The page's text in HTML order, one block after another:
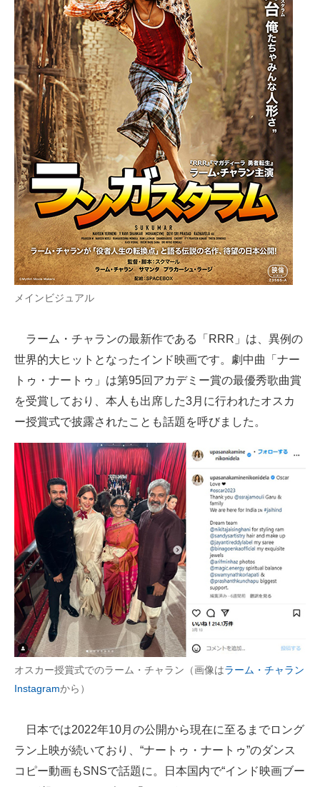
メインビジュアル
ラーム・チャランの最新作である「RRR」は、異例の
世界的大ヒットとなったインド映画です。劇中曲「ナー
トゥ・ナートゥ」は第95回アカデミー賞の最優秀歌曲賞
を受賞しており、本人も出席した3月に行われたオスカ
ー授賞式で披露されたことも話題を呼びました。
オスカー授賞式でのラーム・チャラン（画像はラーム・チャラン
Instagramから）
日本では2022年10月の公開から現在に至るまでロング
ラン上映が続いており、“ナートゥ・ナートゥ”のダンス
コピー動画もSNSで話題に。日本国内で“インド映画ブー